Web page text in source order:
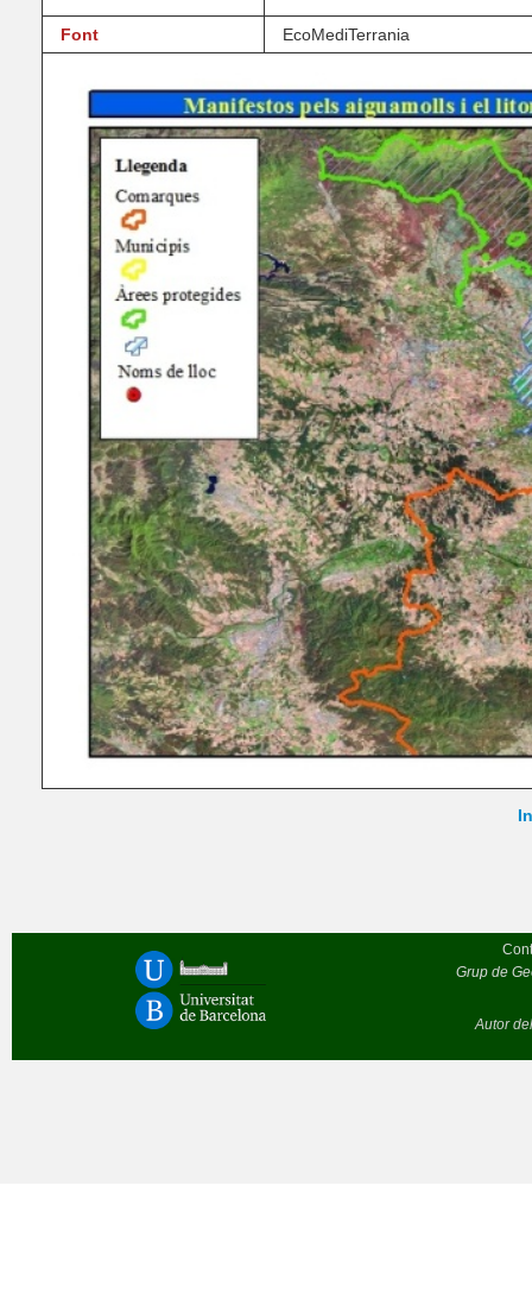
Font EcoMediTerrania
Grup de
Autor